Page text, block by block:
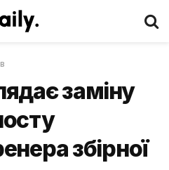
заміну
збірної